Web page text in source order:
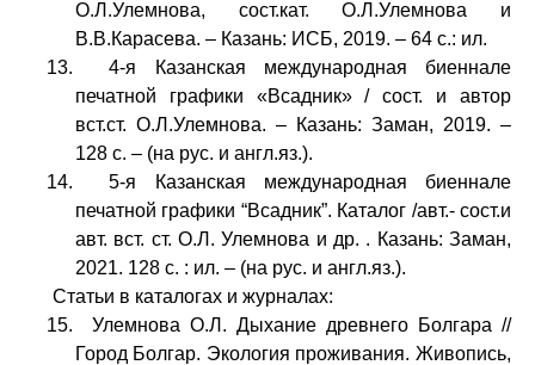
О.Л.Улемнова, сост.кат. О.Л.Улемнова и
В.В.Карасева. – Казань: ИСБ, 2019. – 64 с.: ил.
13. 4-я Казанская международная биеннале
печатной графики «Всадник» / сост. и автор
вст.ст. О.Л.Улемнова. – Казань: Заман, 2019. –
128 с. – (на рус. и англ.яз.).
14. 5-я Казанская международная биеннале
печатной графики “Всадник”. Каталог /авт.- сост.и
авт. вст. ст. О.Л. Улемнова и др. . Казань: Заман,
2021. 128 с. : ил. – (на рус. и англ.яз.).
Статьи в каталогах и журналах:
15. Улемнова О.Л. Дыхание древнего Болгара //
Город Болгар. Экология проживания. Живопись,